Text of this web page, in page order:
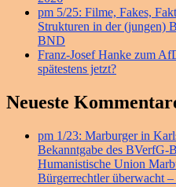
pm 5/25: Filme, Fakes,
Strukturen in der (jungen)
BND
Franz-Josef Hanke zum
spätestens jetzt?
Neueste
pm 1/23: Marburger in
Bekanntgabe des BVerfG-
Humanistische Union
Bürgerrechtler überwacht